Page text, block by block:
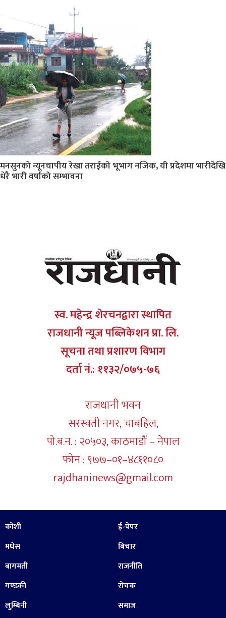
मनसुनको न्यूनचापीय रेखा तराईको भूभाग नजिक, यी प्रदेशमा भारीदेखि
धेरै भारी वर्षाको सम्भावना
स्व. महेन्द्र शेरचनद्वारा स्थापित
राजधानी न्यूज पब्लिकेशन प्रा. लि.
सूचना तथा प्रशारण विभाग
दर्ता नं.: ११३२/०७५-७६
राजधानी भवन
सरस्वती नगर, चाबहिल,
पो.ब.न. : २०५०३, काठमाडौं – नेपाल
फोन : ९७७–०१–४८११०८०
rajdhaninews@gmail.com
कोशी
मधेस
बागमती
गण्डकी
लुम्बिनी
ई-पेपर
बिचार
राजनीति
रोचक
समाज